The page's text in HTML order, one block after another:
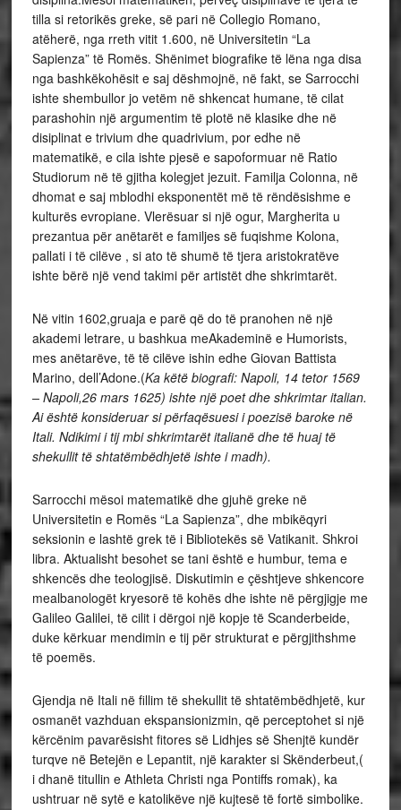
tilla si retorikës greke, së pari në Collegio Romano,
atëherë, nga rreth vitit 1.600, në Universitetin “La
Sapienza” të Romës. Shënimet biografike të lëna nga disa
nga bashkëkohësit e saj dëshmojnë, në fakt, se Sarrocchi
ishte shembullor jo vetëm në shkencat humane, të cilat
parashohin një argumentim të plotë në klasike dhe në
disiplinat e trivium dhe quadrivium, por edhe në
matematikë, e cila ishte pjesë e sapoformuar në Ratio
Studiorum në të gjitha kolegjet jezuit. Familja Colonna, në
dhomat e saj mblodhi eksponentët më të rëndësishme e
kulturës evropiane. Vlerësuar si një ogur, Margherita u
prezantua për anëtarët e familjes së fuqishme Kolona,
pallati i të cilëve , si ato të shumë të tjera aristokratëve
ishte bërë një vend takimi për artistët dhe shkrimtarët.
Në vitin 1602,gruaja e parë që do të pranohen në një
akademi letrare, u bashkua meAkademinë e Humorists,
mes anëtarëve, të të cilëve ishin edhe Giovan Battista
Marino, dell’Adone.(Ka këtë biografi: Napoli, 14 tetor 1569
– Napoli,26 mars 1625) ishte një poet dhe shkrimtar italian.
Ai është konsideruar si përfaqësuesi i poezisë baroke në
Itali. Ndikimi i tij mbi shkrimtarët italianë dhe të huaj të
shekullit të shtatëmbëdhjetë ishte i madh).
Sarrocchi mësoi matematikë dhe gjuhë greke në
Universitetin e Romës “La Sapienza”, dhe mbikëqyri
seksionin e lashtë grek të i Bibliotekës së Vatikanit. Shkroi
libra. Aktualisht besohet se tani është e humbur, tema e
shkencës dhe teologjisë. Diskutimin e çështjeve shkencore
mealbanologët kryesorë të kohës dhe ishte në përgjigje me
Galileo Galilei, të cilit i dërgoi një kopje të Scanderbeide,
duke kërkuar mendimin e tij për strukturat e përgjithshme
të poemës.
Gjendja në Itali në fillim të shekullit të shtatëmbëdhjetë, kur
osmanët vazhduan ekspansionizmin, që perceptohet si një
kërcënim pavarësisht fitores së Lidhjes së Shenjtë kundër
turqve në Betejën e Lepantit, një karakter si Skënderbeut,(
i dhanë titullin e Athleta Christi nga Pontiffs romak), ka
ushtruar në sytë e katolikëve një kujtesë të fortë simbolike.